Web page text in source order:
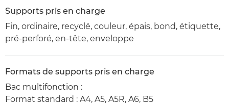
Supports pris en charge
Fin, ordinaire, recyclé, couleur, épais, bond, étiquette,
pré-perforé, en-tête, enveloppe
Formats de supports pris en charge
Bac multifonction :
Format standard : A4, A5, A5R, A6, B5